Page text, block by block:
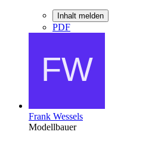
Inhalt melden
PDF
Frank Wessels
Modellbauer